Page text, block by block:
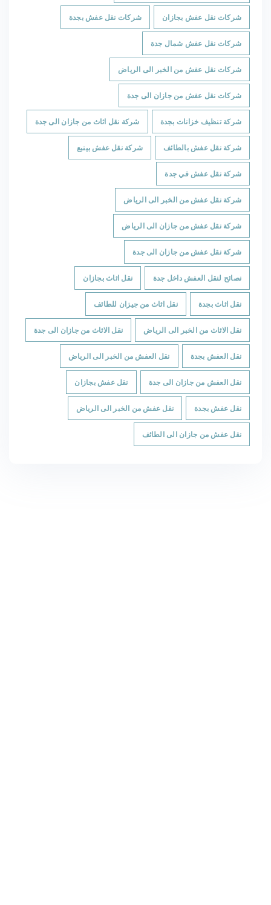
شركات نقل عفش بجازان شركات نقل عفش بجدة
شركات نقل عفش شمال جدة
شركات نقل عفش من الخبر الى الرياض
شركات نقل عفش من جازان الى جدة
شركة تنظيف خزانات بجدة شركة نقل اثاث من جازان الى جدة
شركة نقل عفش بالطائف شركة نقل عفش بينبع
شركة نقل عفش في جدة
شركة نقل عفش من الخبر الى الرياض
شركة نقل عفش من جازان الى الرياض
شركة نقل عفش من جازان الى جدة
نصائح لنقل العفش داخل جدة نقل اثاث بجازان
نقل اثاث بجدة نقل اثاث من جيزان للطائف
نقل الاثاث من الخبر الى الرياض نقل الاثاث من جازان الى جدة
نقل العفش بجدة نقل العفش من الخبر الى الرياض
نقل العفش من جازان الى جدة نقل عفش بجازان
نقل عفش بجدة نقل عفش من الخبر الى الرياض
نقل عفش من جازان الى الطائف